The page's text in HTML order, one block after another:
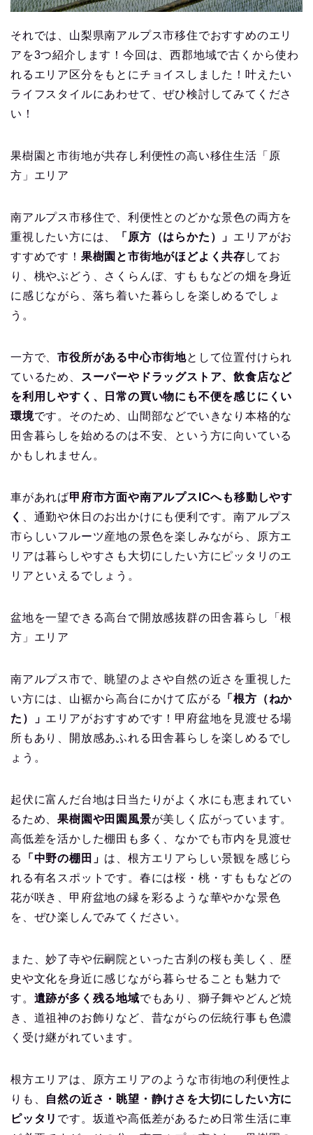
それでは、山梨県南アルプス市移住でおすすめのエリ
アを3つ紹介します！今回は、西郡地域で古くから使わ
れるエリア区分をもとにチョイスしました！叶えたい
ライフスタイルにあわせて、ぜひ検討してみてくださ
い！
果樹園と市街地が共存し利便性の高い移住生活「原
方」エリア
南アルプス市移住で、利便性とのどかな景色の両方を
重視したい方には、
「原方（はらかた）」 エリアがお
すすめです！ 果樹園と市街地がほどよく共存 してお
り、桃やぶどう、さくらんぼ、すももなどの畑を身近
に感じながら、落ち着いた暮らしを楽しめるでしょ
う。
一方で、市役所がある中心市街地として位置付けられ
ているため、
スーパーやドラッグストア、飲食店など
を利用しやすく、日常の買い物にも不便を感じにくい
環境です。そのため、山間部などでいきなり本格的な
田舎暮らしを始めるのは不安、という方に向いている
かもしれません。
車があれば甲府市方面や南アルプスICへも移動しやす
く
、通勤や休日のお出かけにも便利です。南アルプス
市らしいフルーツ産地の景色を楽しみながら、原方エ
リアは暮らしやすさも大切にしたい方にピッタリのエ
リアといえるでしょう。
盆地を一望できる高台で開放感抜群の田舎暮らし「根
方」エリア
南アルプス市で、眺望のよさや自然の近さを重視した
い方には、山裾から高台にかけて広がる
「根方（ねか
た）」 エリアがおすすめです！甲府盆地を見渡せる場
所もあり、開放感あふれる田舎暮らしを楽しめるでし
ょう。
起伏に富んだ台地は日当たりがよく水にも恵まれてい
るため、果樹園や田園風景が美しく広がっています。
高低差を活かした棚田も多く、なかでも市内を見渡せ
る
「中野の棚田」 は、根方エリアらしい景観を感じら
れる有名スポットです。春には桜・桃・すももなどの
花が咲き、甲府盆地の縁を彩るような華やかな景色
を、ぜひ楽しんでみてください。
また、妙了寺や伝嗣院といった古刹の桜も美しく、歴
史や文化を身近に感じながら暮らせることも魅力で
す。 遺跡が多く残る地域でもあり、獅子舞やどんど焼
き、道祖神のお飾りなど、昔ながらの伝統行事も色濃
く受け継がれています。
根方エリアは、原方エリアのような市街地の利便性よ
りも、 自然の近さ・眺望・静けさを大切にしたい方に
ピッタリ です。坂道や高低差があるため日常生活に車